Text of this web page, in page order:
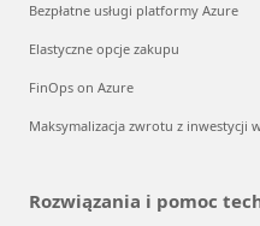
Bezpłatne usługi platformy Azure
Elastyczne opcje zakupu
FinOps on Azure
Maksymalizacja zwrotu z inwestycji
Rozwiązania i pomoc